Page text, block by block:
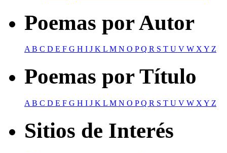
Poemas por Autor
AB C D E F G H I J K L M N O PQ R S T U V W XY Z
Poemas por Título
A B C D E F G H I J K L M N O PQ R S T U V W X Y Z
Sitios de Interés